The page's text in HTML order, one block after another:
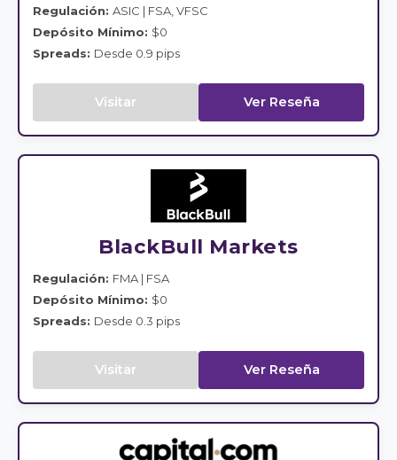
Regulación: ASIC | FSA, VFSC
Depósito Mínimo: $0
Spreads: Desde 0.9 pips
Visitar Ver Reseña
BlackBull Markets
Regulación: FMA | FSA
Depósito Mínimo: $0
Spreads: Desde 0.3 pips
Visitar Ver Reseña